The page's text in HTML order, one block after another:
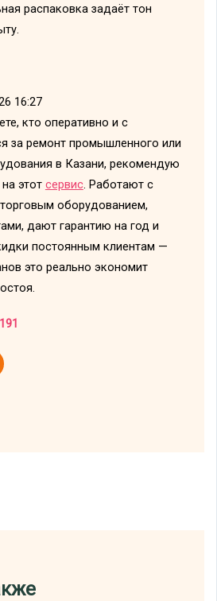
распаковка задаёт тон
16:27
кто оперативно и с
за ремонт промышленного или
в Казани, рекомендую
этот сервис. Работают с
оборудованием,
дают гарантию на год и
постоянным клиентам —
это реально экономит
191